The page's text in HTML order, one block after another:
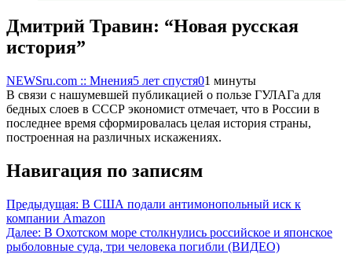
Дмитрий Травин: “Новая русская
история”
NEWSru.com :: Мнения5 лет спустя01 минуты
В связи с нашумевшей публикацией о пользе ГУЛАГа для
бедных слоев в СССР экономист отмечает, что в России в
последнее время сформировалась целая история страны,
построенная на различных искажениях.
Навигация по записям
Предыдущая: В США подали антимонопольный иск к
компании Amazon
Далее: В Охотском море столкнулись российское и японское
рыболовные суда, три человека погибли (ВИДЕО)